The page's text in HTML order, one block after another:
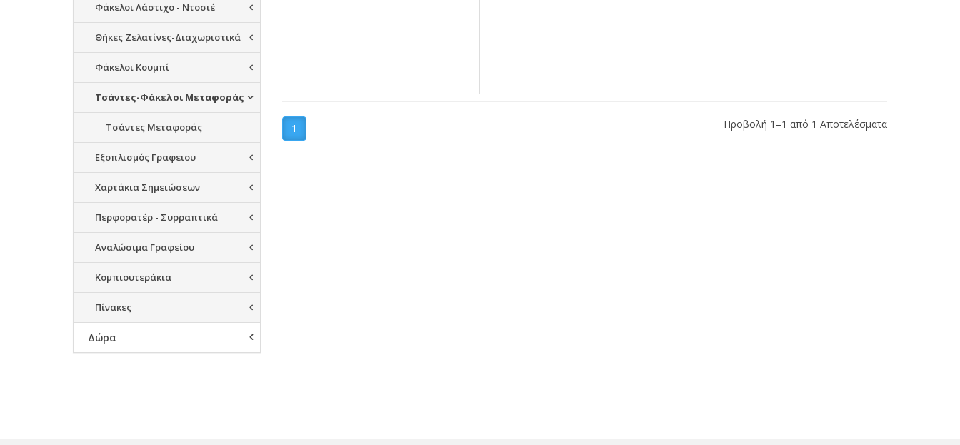
Φάκελοι Λάστιχο - Ντοσιέ
Θήκες Ζελατίνες-Διαχωριστικά
Φάκελοι Κουμπί
Τσάντες-Φάκελοι Μεταφοράς
Τσάντες Μεταφοράς
Εξοπλισμός Γραφειου
Χαρτάκια Σημειώσεων
Περφορατέρ - Συρραπτικά
Αναλώσιμα Γραφείου
Κομπιουτεράκια
Πίνακες
Δώρα
1 Προβολή 1–1 από 1 Αποτελέσματα